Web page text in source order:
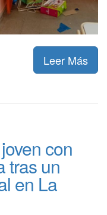
Leer Más
con
tras un
en La